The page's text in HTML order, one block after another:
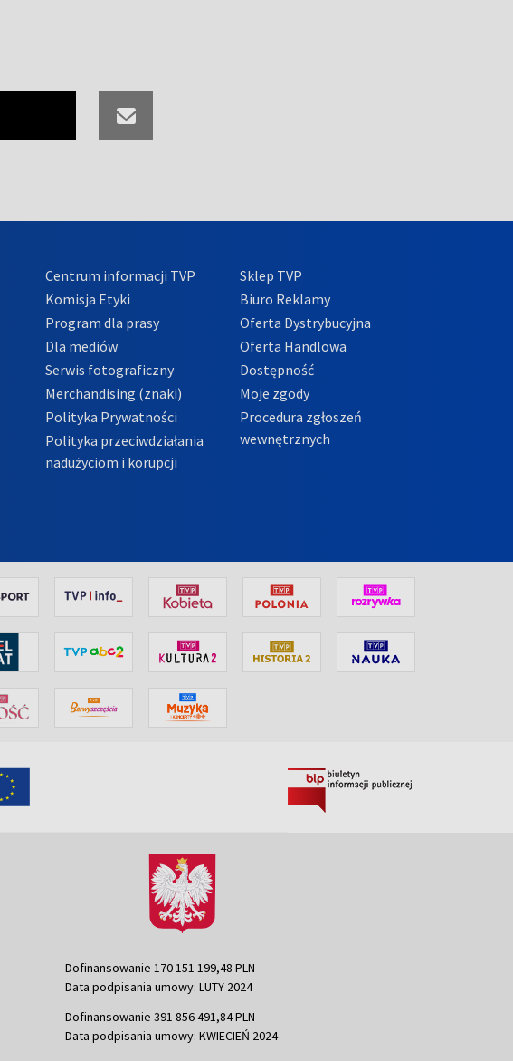
Centrum informacji TVP
Komisja Etyki
Program dla prasy
Dla mediów
Serwis fotograficzny
Merchandising (znaki)
Polityka Prywatności
Polityka przeciwdziałania
nadużyciom i korupcji
Sklep TVP
Biuro Reklamy
Oferta Dystrybucyjna
Oferta Handlowa
Dostępność
Moje zgody
Procedura zgłoszeń
wewnętrznych
Dofinansowanie 170 151 199,48 PLN
Data podpisania umowy: LUTY 2024
Dofinansowanie 391 856 491,84 PLN
Data podpisania umowy: KWIECIEŃ 2024